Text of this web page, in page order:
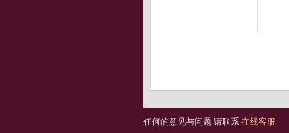
任何的意见与问题 请联系 在线客服